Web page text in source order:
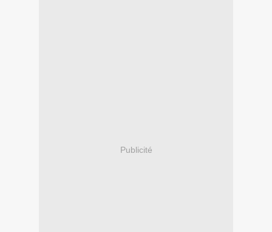
Publicité